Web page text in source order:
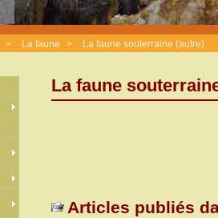
> La faune > La faune souterraine (autre)
La faune
Articles publiés